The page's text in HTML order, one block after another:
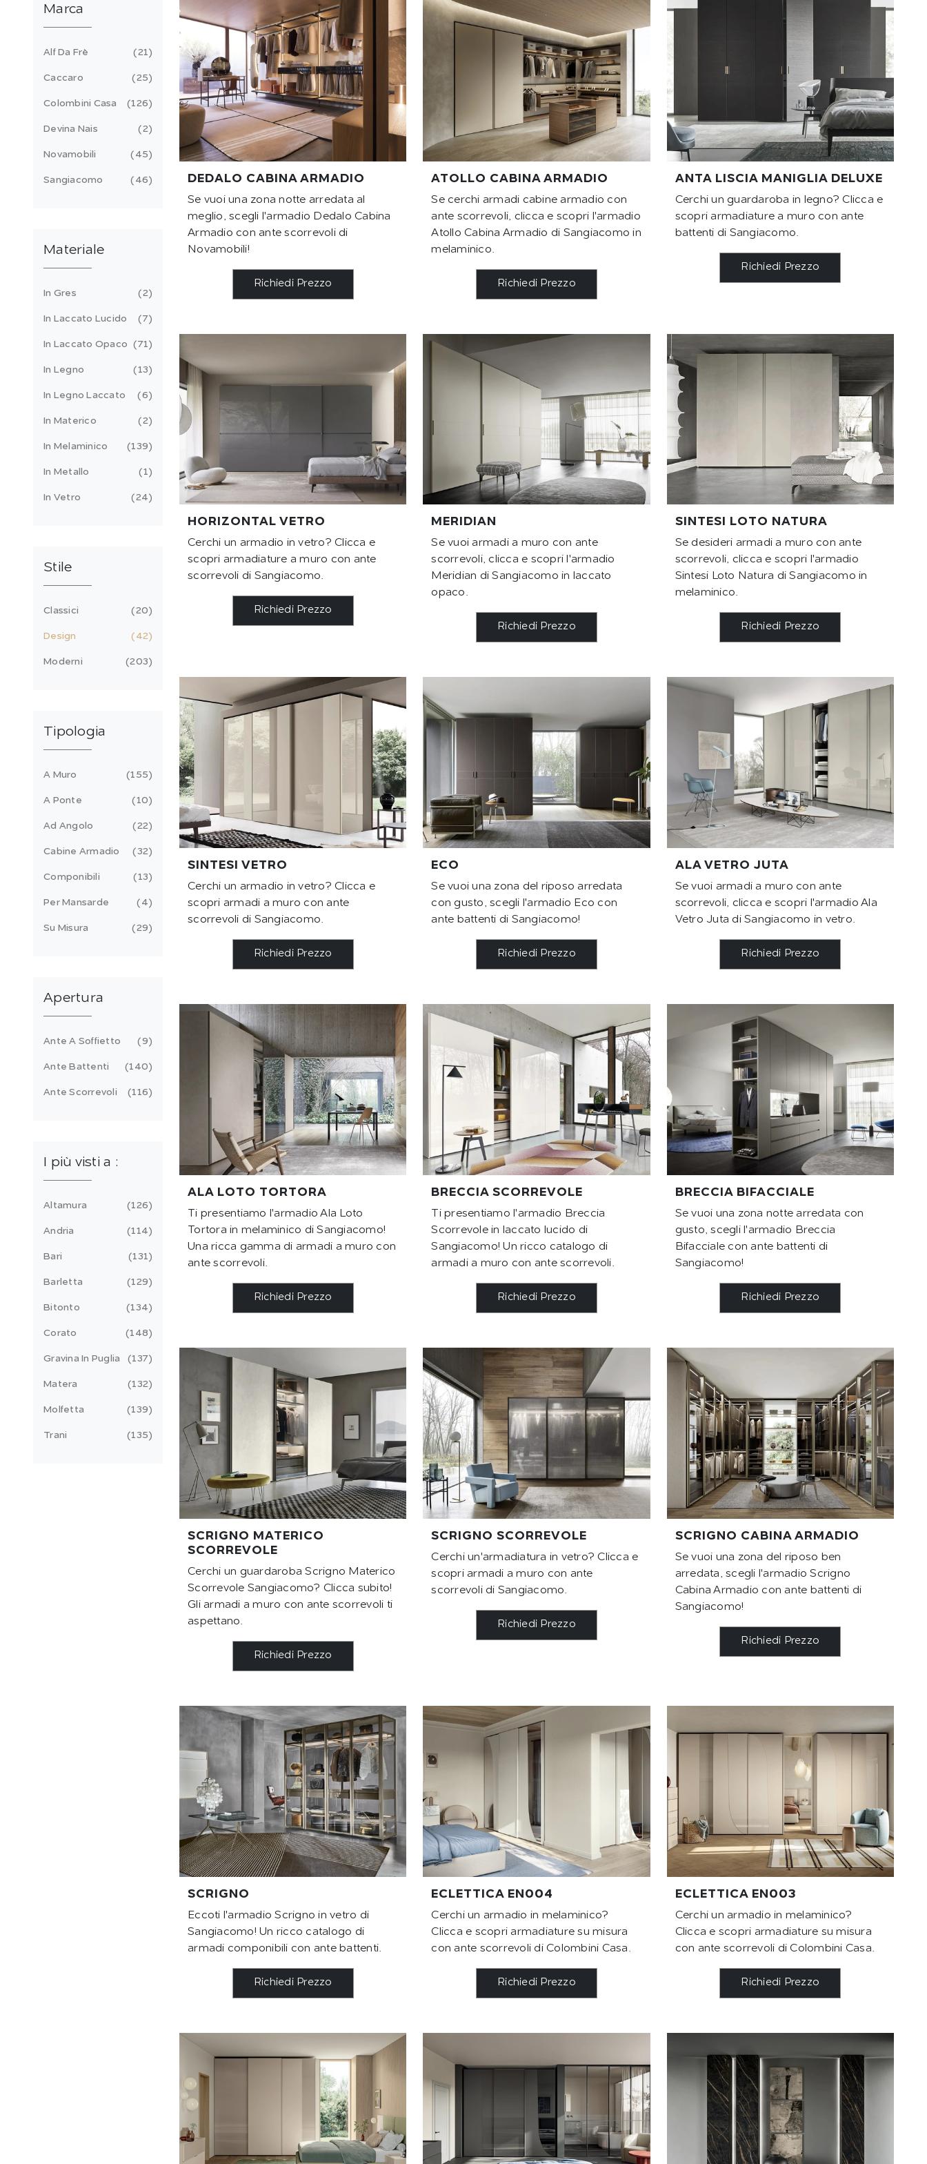
DEDALO CABINA ARMADIO
Se vuoi una zona notte arredata al
meglio, scegli l'armadio Dedalo Cabina
Armadio con ante scorrevoli di
Novamobili!
Richiedi Prezzo
ATOLLO CABINA ARMADIO
Se cerchi armadi cabine armadio con
ante scorrevoli, clicca e scopri l'armadio
Atollo Cabina Armadio di Sangiacomo in
melaminico.
Richiedi Prezzo
ANTA LISCIA MANIGLIA DELUXE
Cerchi un guardaroba in legno? Clicca e
scopri armadiature a muro con ante
battenti di Sangiacomo.
Richiedi Prezzo
HORIZONTAL VETRO
Cerchi un armadio in vetro? Clicca e
scopri armadiature a muro con ante
scorrevoli di Sangiacomo.
Richiedi Prezzo
MERIDIAN
Se vuoi armadi a muro con ante
scorrevoli, clicca e scopri l'armadio
Meridian di Sangiacomo in laccato
opaco.
Richiedi Prezzo
SINTESI LOTO NATURA
Se desideri armadi a muro con ante
scorrevoli, clicca e scopri l'armadio
Sintesi Loto Natura di Sangiacomo in
melaminico.
Richiedi Prezzo
SINTESI VETRO
Cerchi un armadio in vetro? Clicca e
scopri armadi a muro con ante
scorrevoli di Sangiacomo.
Richiedi Prezzo
ECO
Se vuoi una zona del riposo arredata
con gusto, scegli l'armadio Eco con
ante battenti di Sangiacomo!
Richiedi Prezzo
ALA VETRO JUTA
Se vuoi armadi a muro con ante
scorrevoli, clicca e scopri l'armadio Ala
Vetro Juta di Sangiacomo in vetro.
Richiedi Prezzo
ALA LOTO TORTORA
Ti presentiamo l'armadio Ala Loto
Tortora in melaminico di Sangiacomo!
Una ricca gamma di armadi a muro con
ante scorrevoli.
Richiedi Prezzo
BRECCIA SCORREVOLE
Ti presentiamo l'armadio Breccia
Scorrevole in laccato lucido di
Sangiacomo! Un ricco catalogo di
armadi a muro con ante scorrevoli.
Richiedi Prezzo
BRECCIA BIFACCIALE
Se vuoi una zona notte arredata con
gusto, scegli l'armadio Breccia
Bifacciale con ante battenti di
Sangiacomo!
Richiedi Prezzo
SCRIGNO MATERICO
SCORREVOLE
Cerchi un guardaroba Scrigno Materico
Scorrevole Sangiacomo? Clicca subito!
Gli armadi a muro con ante scorrevoli ti
aspettano.
Richiedi Prezzo
SCRIGNO SCORREVOLE
Cerchi un'armadiatura in vetro? Clicca e
scopri armadi a muro con ante
scorrevoli di Sangiacomo.
Richiedi Prezzo
SCRIGNO CABINA ARMADIO
Se vuoi una zona del riposo ben
arredata, scegli l'armadio Scrigno
Cabina Armadio con ante battenti di
Sangiacomo!
Richiedi Prezzo
SCRIGNO
Eccoti l'armadio Scrigno in vetro di
Sangiacomo! Un ricco catalogo di
armadi componibili con ante battenti.
Richiedi Prezzo
ECLETTICA EN004
Cerchi un armadio in melaminico?
Clicca e scopri armadiature su misura
con ante scorrevoli di Colombini Casa.
Richiedi Prezzo
ECLETTICA EN003
Cerchi un armadio in melaminico?
Clicca e scopri armadiature su misura
con ante scorrevoli di Colombini Casa.
Richiedi Prezzo
Marca
Alf Da Frè 21
Caccaro 25
Colombini Casa 126
Devina Nais 2
Novamobili 45
Sangiacomo 46
Materiale
In Gres 2
In Laccato Lucido 7
In Laccato Opaco 71
In Legno 13
In Legno Laccato 6
In Materico 2
In Melaminico 139
In Metallo 1
In Vetro 24
Stile
Classici 20
Design 42
Moderni 203
Tipologia
A Muro 155
A Ponte 10
Ad Angolo 22
Cabine Armadio 32
Componibili 13
Per Mansarde 4
Su Misura 29
Apertura
Ante A Soffietto 9
Ante Battenti 140
Ante Scorrevoli 116
I più visti a :
Altamura 126
Andria 114
Bari 131
Barletta 129
Bitonto 134
Corato 148
Gravina In Puglia 137
Matera 132
Molfetta 139
Trani 135